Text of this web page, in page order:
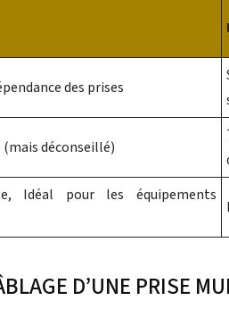
des prises
déconseillé)
Idéal pour les équipements
D’UNE PRISE